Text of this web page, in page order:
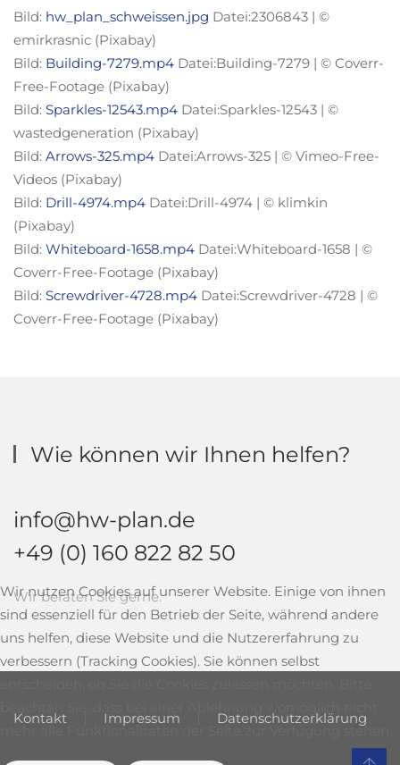
Bild: hw_plan_schweissen.jpg Datei:2306843 | ©
emirkrasnic (Pixabay)
Bild: Building-7279.mp4 Datei:Building-7279 | © Coverr-
Free-Footage (Pixabay)
Bild: Sparkles-12543.mp4 Datei:Sparkles-12543 | ©
wastedgeneration (Pixabay)
Bild: Arrows-325.mp4 Datei:Arrows-325 | © Vimeo-Free-
Videos (Pixabay)
Bild: Drill-4974.mp4 Datei:Drill-4974 | © klimkin
(Pixabay)
Bild: Whiteboard-1658.mp4 Datei:Whiteboard-1658 | ©
Coverr-Free-Footage (Pixabay)
Bild: Screwdriver-4728.mp4 Datei:Screwdriver-4728 | ©
Coverr-Free-Footage (Pixabay)
Wie können wir Ihnen helfen?
info@hw-plan.de
+49 (0) 160 822 82 50
Wir beraten Sie gerne.
Kontakt Impressum Datenschutzerklärung
Wir nutzen Cookies auf unserer Website. Einige von ihnen
sind essenziell für den Betrieb der Seite, während andere
uns helfen, diese Website und die Nutzererfahrung zu
verbessern (Tracking Cookies). Sie können selbst
mehr alle Funktionalitäten der Seite zur Verfügung stehen.